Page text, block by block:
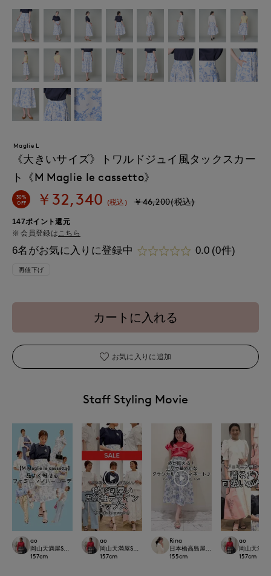
Maglie L
《大きいサイズ》トワルドジュイ風タックスカー
ト《M Maglie le cassetto》
30%
OFF
￥32,340 (税込) ￥46,200(税込)
147ポイント還元
会員登録は こちら
6名がお気に入りに登録中 0.0 (0件)
再値下げ
カートに入れる
お気に入りに追加
Staff Styling Movie
ao
岡山天満屋SUPERIORCLOSET
157cm
ao
岡山天満屋SUPERIORCLOSET
157cm
Rina
日本橋高島屋M Maglie le cassetto
155cm
ao
岡山天満屋
157cm